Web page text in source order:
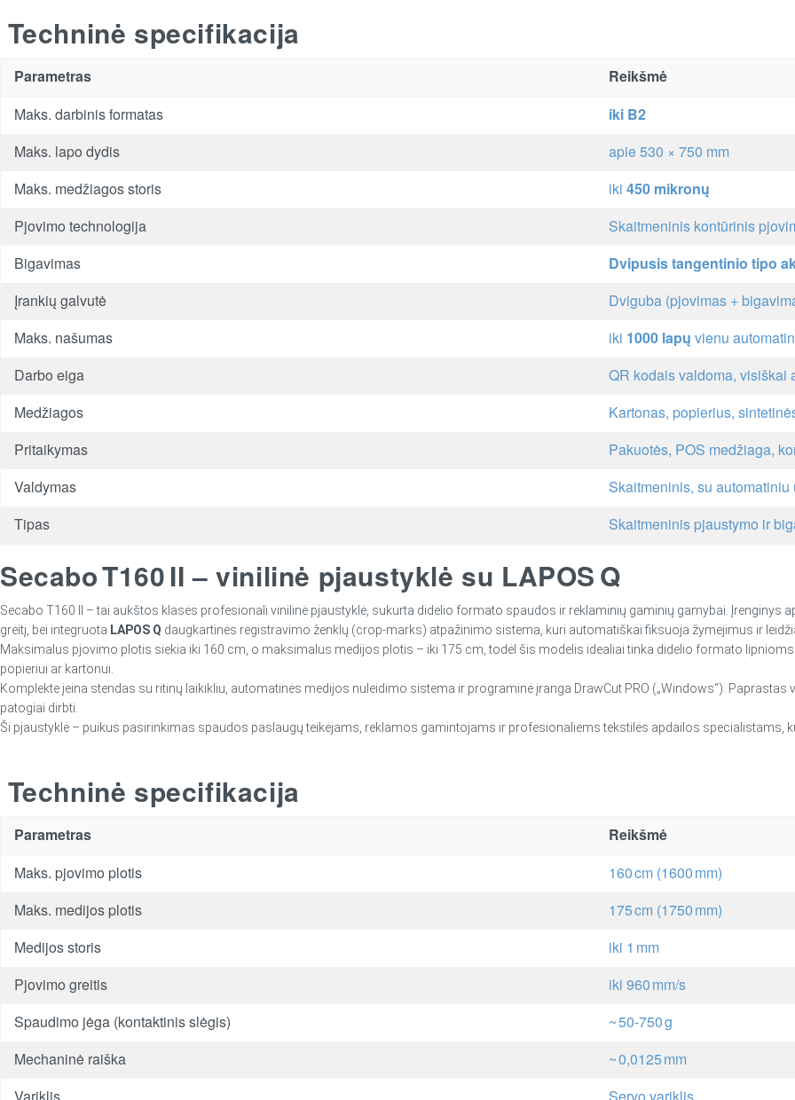
Techninė specifikacija
Parametras
Reikšmė
Maks. darbinis formatas
iki B2
Maks. lapo dydis
apie 530 × 750 mm
Maks. medžiagos storis
iki 450 mikronų
Pjovimo technologija
Skaitmeninis kontūrinis
Bigavimas
Dvipusis tangentinio tipo
Įrankių galvutė
Dviguba (pjovimas +
Maks. našumas
iki 1000 lapų vienu
Darbo eiga
QR kodais valdoma, visiškai
Medžiagos
Kartonas, popierius,
Pritaikymas
Pakuotės, POS medžiaga,
Valdymas
Skaitmeninis, su
Tipas
Skaitmeninis pjaustymo ir
Secabo T160 II – vinilinė pjaustyklė su LAPOS Q
Secabo T160 II – tai aukštos klasės profesionali vinilinė pjaustyklė, sukurta didelio formato spaudos ir reklaminių gaminių gamybai. Įrenginys
greitį, bei integruota LAPOS Q daugkartinės registravimo ženklų (crop‑marks) atpažinimo sistema, kuri automatiškai fiksuoja žymėjimus ir
Maksimalus pjovimo plotis siekia iki 160 cm, o maksimalus medijos plotis – iki 175 cm, todėl šis modelis idealiai tinka didelio formato
popieriui ar kartonui.
Komplekte įeina stendas su ritinų laikikliu, automatinės medijos nuleidimo sistema ir programinė įranga DrawCut PRO („Windows“). Paprastas
patogiai dirbti.
Ši pjaustyklė – puikus pasirinkimas spaudos paslaugų teikėjams, reklamos gamintojams ir profesionaliems tekstilės apdailos specialistams,
Techninė specifikacija
Parametras
Reikšmė
Maks. pjovimo plotis
160 cm (1600 mm)
Maks. medijos plotis
175 cm (1750 mm)
Medijos storis
iki 1 mm
Pjovimo greitis
iki 960 mm/s
Spaudimo jėga (kontaktinis slėgis)
~ 50‑750 g
Mechaninė raiška
~ 0,0125 mm
Variklis
Servo variklis